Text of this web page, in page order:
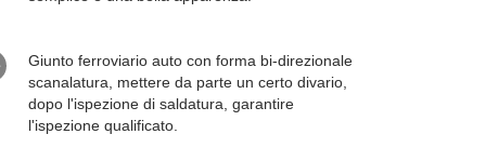
Giunto ferroviario auto con forma bi-direzionale
scanalatura, mettere da parte un certo divario,
dopo l'ispezione di saldatura, garantire
l'ispezione qualificato.